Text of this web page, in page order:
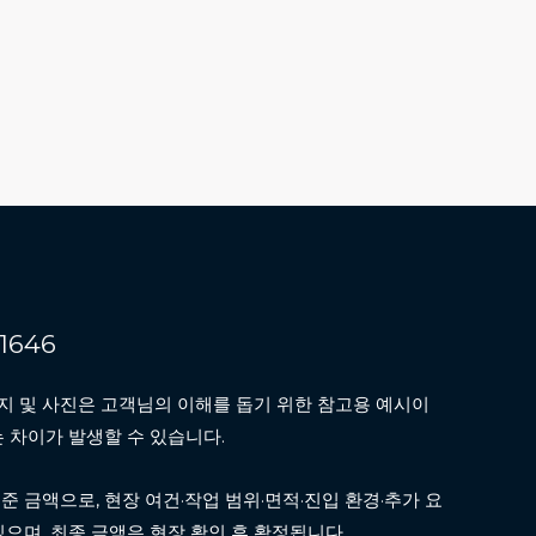
및 사진은 고객님의 이해를 돕기 위한 참고용 예시이
차이가 발생할 수 있습니다.
금액으로, 현장 여건·작업 범위·면적·진입 환경·추가 요